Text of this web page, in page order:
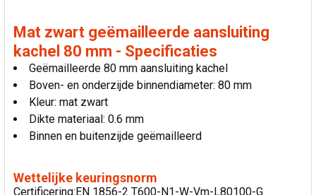
Mat zwart geëmailleerde aansluiting
kachel 80 mm - Specificaties
Geëmailleerde 80 mm aansluiting kachel
Boven- en onderzijde binnendiameter: 80 mm
Kleur: mat zwart
Dikte materiaal: 0.6 mm
Binnen en buitenzijde geëmailleerd
Wettelijke keuringsnorm
Certificering:EN 1856-2 T600-N1-W-Vm-L80100-G.